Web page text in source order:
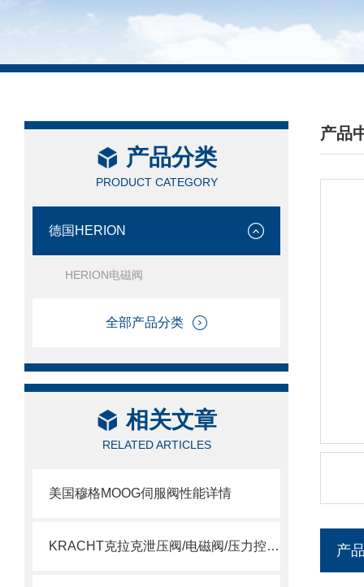
产品分类
PRODUCT CATEGORY
德国HERION
HERION电磁阀
全部产品分类
相关文章
RELATED ARTICLES
美国穆格MOOG伺服阀性能详情
KRACHT克拉克泄压阀/电磁阀/压力控制阀选型指南
产品
/
产